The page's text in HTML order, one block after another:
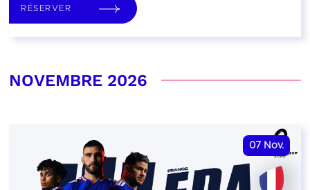
RÉSERVER
NOVEMBRE 2026
07 Nov.